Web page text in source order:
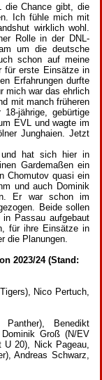
die Chance gibt, die
Ich fühle mich mit
wirklich wohl.
Rolle in der DNL-
um die deutsche
schon auf meine
für erste Einsätze in
Erfahrungen durfte
mich war das ehrlich
mit manch früheren
jährige, gebürtige
EVL und wagte im
Junghaien. Jetzt
und hat sich hier in
Gardemaßen ein
Chomutov quasi ein
und auch Dominik
Er war schon im
Beide sollen
Passau aufgebaut
für ihre Einsätze in
die Planungen.
2023/24 (Stand:
Nico Pertuch,
Panther), Benedikt
Groß (N/EV
U 20), Nick Pageau,
Andreas Schwarz,